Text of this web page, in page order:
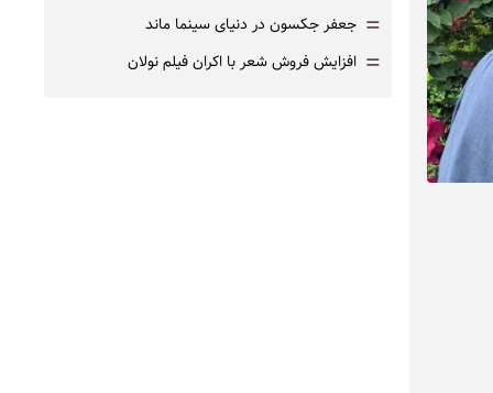
= جعفر جکسون در دنیای سینما ماند
= افزایش فروش شعر با اکران فیلم نولان